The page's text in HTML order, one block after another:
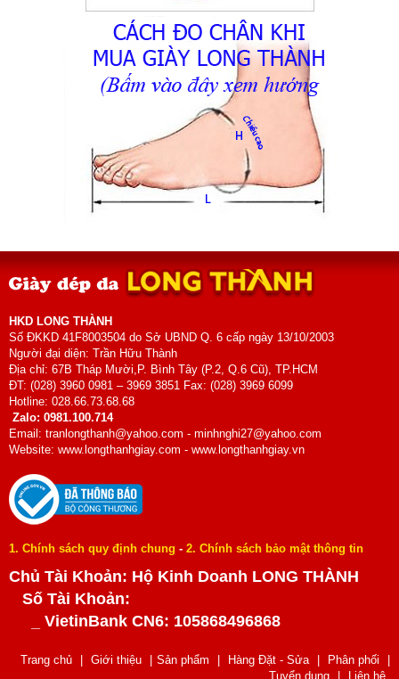
HKD LONG THÀNH
Số ĐKKD 41F8003504 do Sở UBND Q. 6 cấp ngày 13/10/2003
Người đại diện: Trần Hữu Thành
Địa chỉ: 67B Tháp Mười,P. Bình Tây (P.2, Q.6 Cũ), TP.HCM
ĐT: (028) 3960 0981 – 3969 3851 Fax: (028) 3969 6099
Hotline: 028.66.73.68.68
Zalo: 0981.100.714
Email: tranlongthanh@yahoo.com - minhnghi27@yahoo.com
Website: www.longthanhgiay.com - www.longthanhgiay.vn
1. Chính sách quy định chung - 2. Chính sách bảo mật thông tin
Chủ Tài Khoản: Hộ Kinh Doanh LONG THÀNH
Số Tài Khoản:
_ VietinBank CN6: 105868496868
Trang chủ Giới thiệu Sản phẩm Hàng Đặt - Sửa Phân phối
Tuyển dụng
Liên hệ